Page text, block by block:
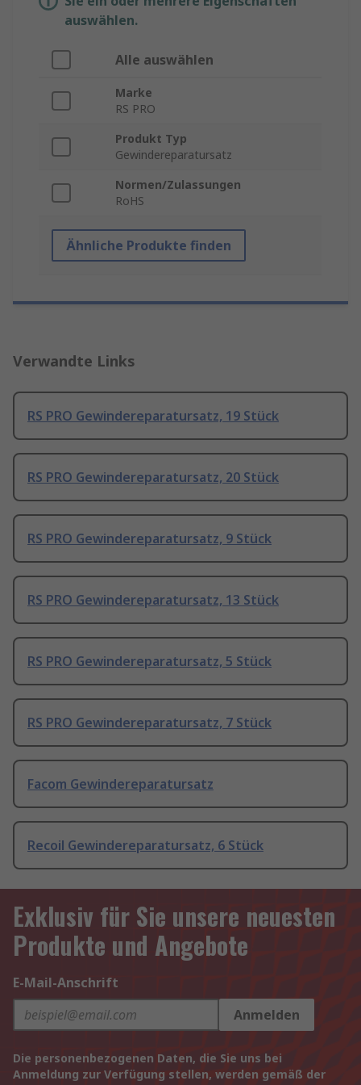
auswählen.
Alle auswählen
Marke
RS PRO
Produkt Typ
Gewindereparatursatz
Normen/Zulassungen
RoHS
Ähnliche Produkte finden
Verwandte Links
RS PRO Gewindereparatursatz, 19 Stück
RS PRO Gewindereparatursatz, 20 Stück
RS PRO Gewindereparatursatz, 9 Stück
RS PRO Gewindereparatursatz, 13 Stück
RS PRO Gewindereparatursatz, 5 Stück
RS PRO Gewindereparatursatz, 7 Stück
Facom Gewindereparatursatz
Recoil Gewindereparatursatz, 6 Stück
Exklusiv für Sie unsere neuesten
Produkte und Angebote
E-Mail-Anschrift
Anmelden
Die personenbezogenen Daten, die Sie uns bei
Anmeldung zur Verfügung stellen, werden gemäß der